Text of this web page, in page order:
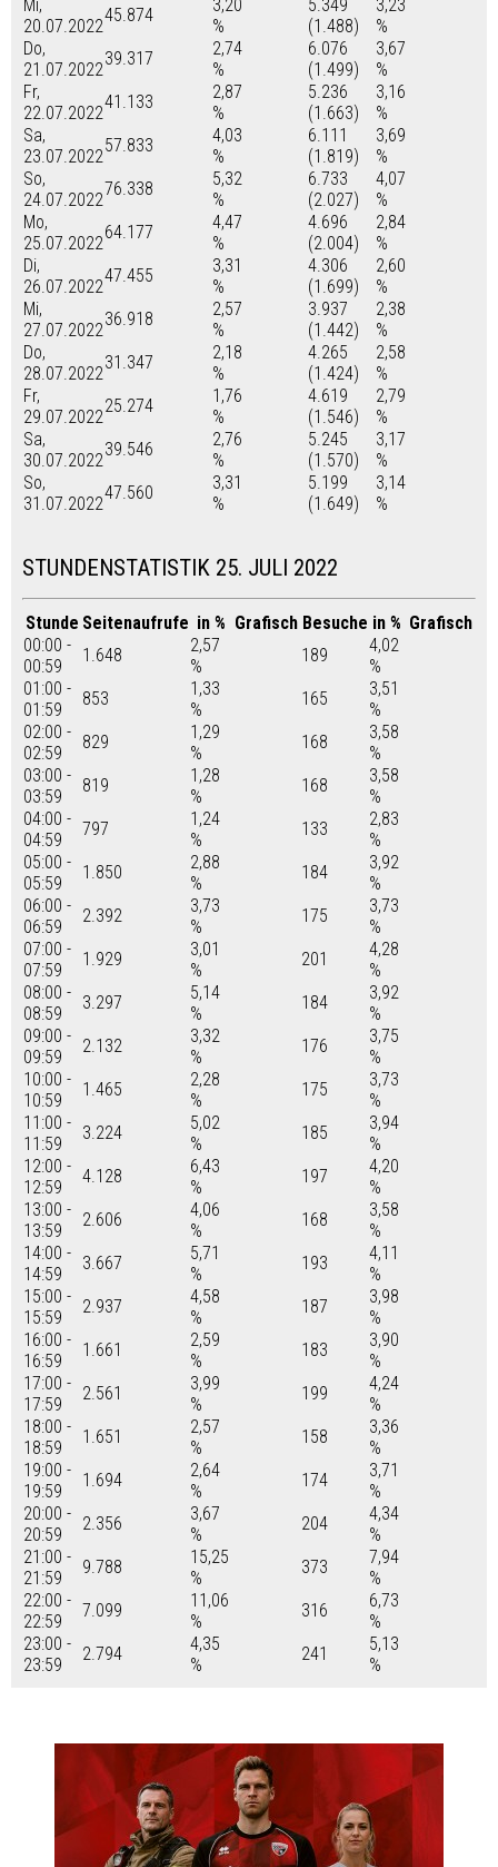
Mi,
20.07.2022
45.874
3,20
%
5.349
(1.488)
3,23
%
Do,
21.07.2022
39.317
2,74
%
6.076
(1.499)
3,67
%
Fr,
22.07.2022
41.133
2,87
%
5.236
(1.663)
3,16
%
Sa,
23.07.2022
57.833
4,03
%
6.111
(1.819)
3,69
%
So,
24.07.2022
76.338
5,32
%
6.733
(2.027)
4,07
%
Mo,
25.07.2022
64.177
4,47
%
4.696
(2.004)
2,84
%
Di,
26.07.2022
47.455
3,31
%
4.306
(1.699)
2,60
%
Mi,
27.07.2022
36.918
2,57
%
3.937
(1.442)
2,38
%
Do,
28.07.2022
31.347
2,18
%
4.265
(1.424)
2,58
%
Fr,
29.07.2022
25.274
1,76
%
4.619
(1.546)
2,79
%
Sa,
30.07.2022
39.546
2,76
%
5.245
(1.570)
3,17
%
So,
31.07.2022
47.560
3,31
%
5.199
(1.649)
3,14
%
STUNDENSTATISTIK 25. JULI 2022
Stunde Seitenaufrufe in % Grafisch Besuche in % Grafisch
00:00 -
00:59
1.648
2,57
%
189
4,02
%
01:00 -
01:59
853
1,33
%
165
3,51
%
02:00 -
02:59
829
1,29
%
168
3,58
%
03:00 -
03:59
819
1,28
%
168
3,58
%
04:00 -
04:59
797
1,24
%
133
2,83
%
05:00 -
05:59
1.850
2,88
%
184
3,92
%
06:00 -
06:59
2.392
3,73
%
175
3,73
%
07:00 -
07:59
1.929
3,01
%
201
4,28
%
08:00 -
08:59
3.297
5,14
%
184
3,92
%
09:00 -
09:59
2.132
3,32
%
176
3,75
%
10:00 -
10:59
1.465
2,28
%
175
3,73
%
11:00 -
11:59
3.224
5,02
%
185
3,94
%
12:00 -
12:59
4.128
6,43
%
197
4,20
%
13:00 -
13:59
2.606
4,06
%
168
3,58
%
14:00 -
14:59
3.667
5,71
%
193
4,11
%
15:00 -
15:59
2.937
4,58
%
187
3,98
%
16:00 -
16:59
1.661
2,59
%
183
3,90
%
17:00 -
17:59
2.561
3,99
%
199
4,24
%
18:00 -
18:59
1.651
2,57
%
158
3,36
%
19:00 -
19:59
1.694
2,64
%
174
3,71
%
20:00 -
20:59
2.356
3,67
%
204
4,34
%
21:00 -
21:59
9.788
15,25
%
373
7,94
%
22:00 -
22:59
7.099
11,06
%
316
6,73
%
23:00 -
23:59
2.794
4,35
%
241
5,13
%